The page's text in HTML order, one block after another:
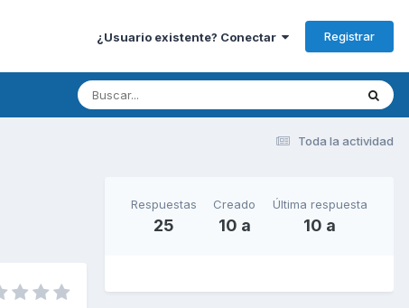
¿Usuario existente? Conectar Registrar
Toda la actividad
Respuestas
25
Creado
10 a
Última respuesta
10 a